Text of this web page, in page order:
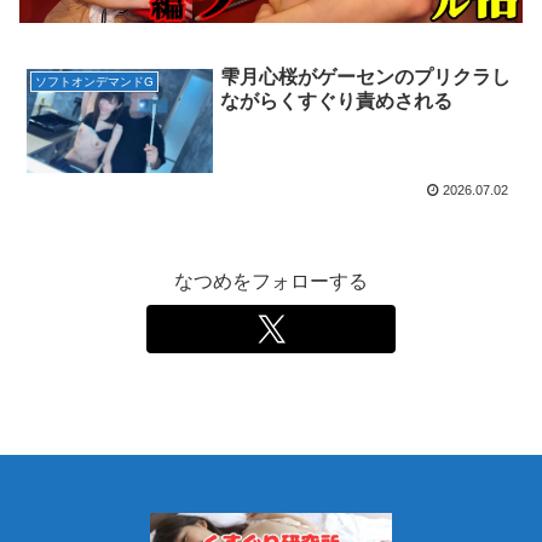
ソフトオンデマンドG
雫月心桜がゲーセンのプリクラし
ながらくすぐり責めされる
2026.07.02
なつめをフォローする